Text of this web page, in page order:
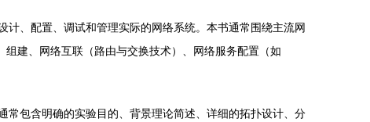
计、配置、调试和管理实际的网络系统。本书通常围绕主流网
建、网络互联（路由与交换技术）、网络服务配置（如
包含明确的实验目的、背景理论简述、详细的拓扑设计、分